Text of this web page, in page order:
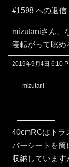
#1598 への返信
mizutaniさん、
寝転がって眺め
2019年9月4日 6:10
mizutani
40cmRCはトラ
バーシートを筒
収納しています